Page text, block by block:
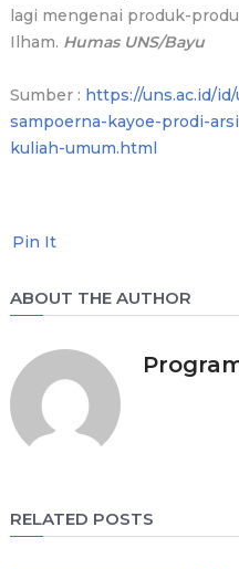
lagi mengenai produk-
Ilham. Humas UNS/Bayu
Sumber : https://uns.ac.id/
sampoerna-kayoe-prodi-
kuliah-umum.html
Pin It
ABOUT THE AUTHOR
RELATED POSTS